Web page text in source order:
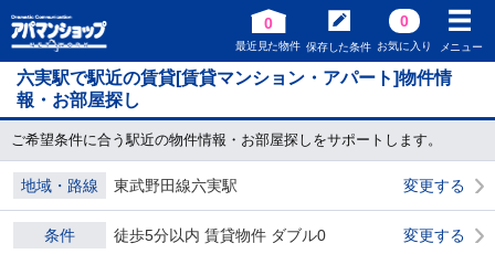
0
最近見た物件 保存した条件
0
お気に入り メニュー
六実駅で駅近の賃貸[賃貸マンション・アパート]物件情
報・お部屋探し
ご希望条件に合う駅近の物件情報・お部屋探しをサポートします。
地域・路線 東武野田線六実駅 変更する
条件 徒歩5分以内 賃貸物件 ダブル0 変更する